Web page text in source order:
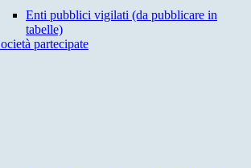
Enti pubblici vigilati (da pubblicare in
tabelle)
partecipate